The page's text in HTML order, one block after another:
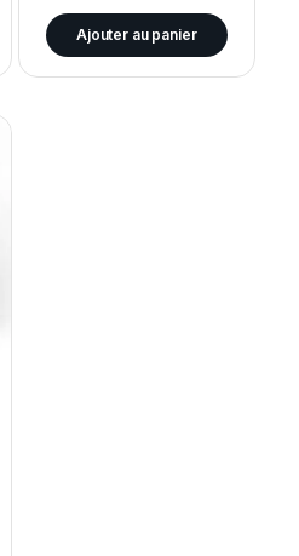
Ajouter au panier